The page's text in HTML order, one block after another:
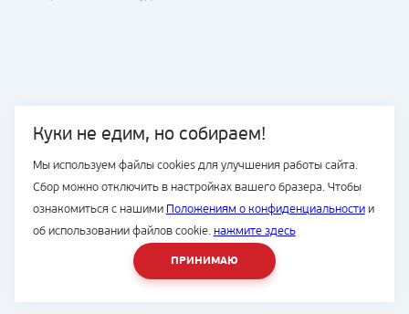
Куки не едим, но собираем!
Мы используем файлы cookies для улучшения работы сайта.
Сбор можно отключить в настройках вашего бразера. Чтобы
ознакомиться с нашими Положениям о конфиденциальностии
об использовании файлов cookie. нажмите здесь
ПРИНИМАЮ